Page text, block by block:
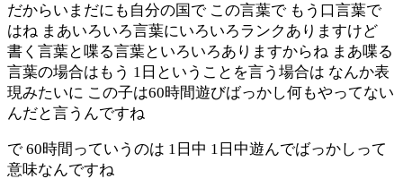
だからいまだにも自分の国で この言葉で もう口言葉で
はね まあいろいろ言葉にいろいろランクありますけど
書く言葉と喋る言葉といろいろありますからね まあ喋る
言葉の場合はもう 1日ということを言う場合は なんか表
現みたいに この子は60時間遊びばっかし何もやってない
んだと言うんですね
で 60時間っていうのは 1日中 1日中遊んでばっかしって
意味なんですね